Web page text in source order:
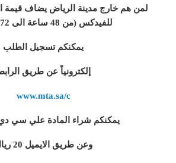
للفيدكس (من 48 ساعة الى 72 ساعة)
يمكنكم تسجيل الطلب
إلكترونياً عن طريق
www.mta.sa/c
يمكنكم شراء المادة علي سي دي 40
وعن طريق الايميل 20 ريال